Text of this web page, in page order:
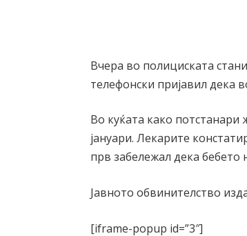
Вчера во полициската
телефонски пријавил дека
Во куќата како потстанари
јануари. Лекарите
прв забележал дека
Јавното обвинителство
[iframe-popup id=”3″]